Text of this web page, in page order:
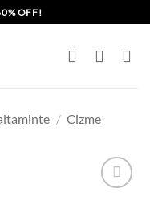
OFF!
/ Cizme